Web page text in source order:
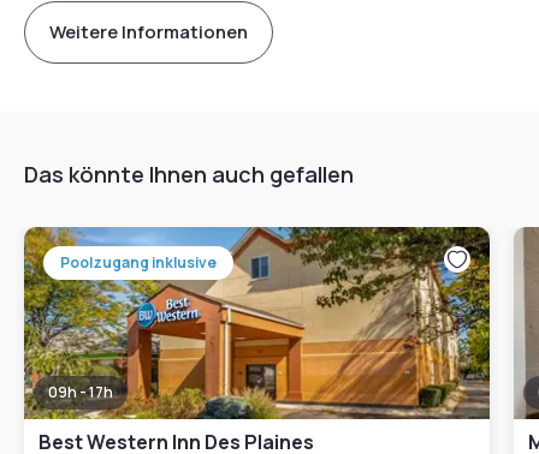
Weitere Informationen
Das könnte Ihnen auch gefallen
Poolzugang inklusive
09h - 17h
Best Western Inn Des Plaines